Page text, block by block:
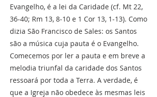
Evangelho, é a lei da Caridade (cf. Mt 22,
36-40; Rm 13, 8-10 e 1 Cor 13, 1-13). Como
dizia São Francisco de Sales: os Santos
são a música cuja pauta é o Evangelho.
Comecemos por ler a pauta e em breve a
melodia triunfal da caridade dos Santos
ressoará por toda a Terra. A verdade, é
que a Igreja não obedece às mesmas leis